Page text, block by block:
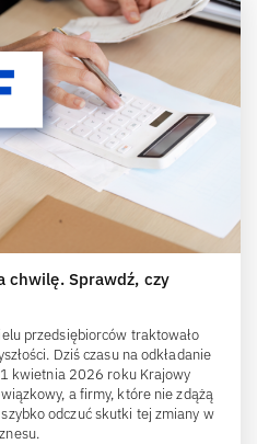
chwilę. Sprawdź, czy
przedsiębiorców traktowało
Dziś czasu na odkładanie
kwietnia 2026 roku Krajowy
a firmy, które nie zdążą
odczuć skutki tej zmiany w